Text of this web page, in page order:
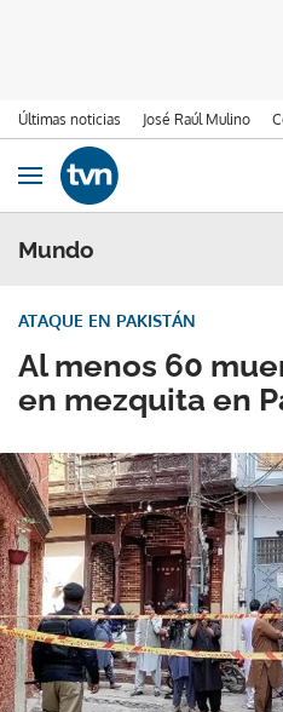
Últimas noticias José Raúl Mulino
Ir al contenido
Obrir navegació
Mundo
Al menos 60
en mezquita en
ATAQUE EN PAKISTÁN